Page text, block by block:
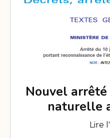
Nouvel
naturelle
Lire